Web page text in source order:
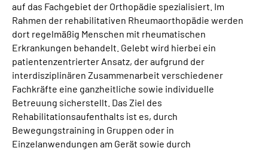
auf das Fachgebiet der Orthopädie spezialisiert. Im
Rahmen der rehabilitativen Rheumaorthopädie werden
dort regelmäßig Menschen mit rheumatischen
Erkrankungen behandelt. Gelebt wird hierbei ein
patientenzentrierter Ansatz, der aufgrund der
interdisziplinären Zusammenarbeit verschiedener
Fachkräfte eine ganzheitliche sowie individuelle
Betreuung sicherstellt. Das Ziel des
Rehabilitationsaufenthalts ist es, durch
Bewegungstraining in Gruppen oder in
Einzelanwendungen am Gerät sowie durch